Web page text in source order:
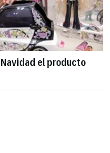
el producto